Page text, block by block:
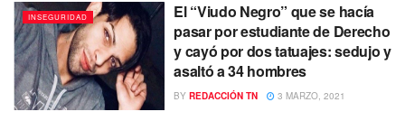
INSEGURIDAD
El “Viudo Negro” que se hacía
pasar por estudiante de Derecho
y cayó por dos tatuajes: sedujo y
asaltó a 34 hombres
BY REDACCIÓN TN 3 MARZO, 2021